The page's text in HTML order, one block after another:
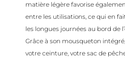
matière légère favorise
entre les utilisations, ce qui en
les longues journées au bord de
Grâce à son mousqueton
votre ceinture, votre sac de